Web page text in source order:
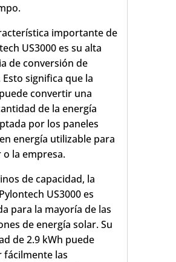
importante de
US3000 es su alta
de conversión de
significa que la
convertir una
de la energía
por los paneles
energía utilizable para
o la empresa.
de capacidad, la
US3000 es
para la mayoría de las
de energía solar. Su
de 2.9 kWh puede
fácilmente las